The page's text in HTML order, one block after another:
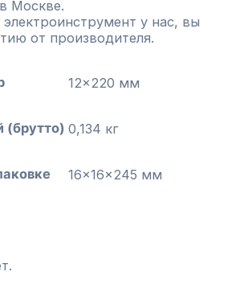
Москве.
у нас, вы
от производителя.
12×220 мм
(брутто) 0,134 кг
16x16x245 мм